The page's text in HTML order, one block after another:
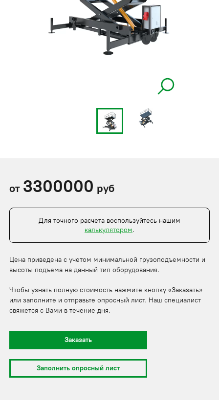
от 3300000 руб
Для точного расчета воспользуйтесь нашим
калькулятором.
Цена приведена с учетом минимальной грузоподъемности и
высоты подъема на данный тип оборудования.
Чтобы узнать полную стоимость нажмите кнопку «Заказать»
или заполните и отправьте опросный лист. Наш специалист
свяжется с Вами в течение дня.
Заказать
Заполнить опросный лист